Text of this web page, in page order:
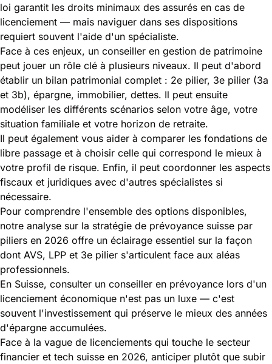
loi garantit les droits minimaux des assurés en cas de
licenciement — mais naviguer dans ses dispositions
requiert souvent l'aide d'un spécialiste.
Face à ces enjeux, un conseiller en gestion de patrimoine
peut jouer un rôle clé à plusieurs niveaux. Il peut d'abord
établir un bilan patrimonial complet : 2e pilier, 3e pilier (3a
et 3b), épargne, immobilier, dettes. Il peut ensuite
modéliser les différents scénarios selon votre âge, votre
situation familiale et votre horizon de retraite.
Il peut également vous aider à comparer les fondations de
libre passage et à choisir celle qui correspond le mieux à
votre profil de risque. Enfin, il peut coordonner les aspects
fiscaux et juridiques avec d'autres spécialistes si
nécessaire.
Pour comprendre l'ensemble des options disponibles,
notre analyse sur la stratégie de prévoyance suisse par
piliers en 2026 offre un éclairage essentiel sur la façon
dont AVS, LPP et 3e pilier s'articulent face aux aléas
professionnels.
En Suisse, consulter un conseiller en prévoyance lors d'un
licenciement économique n'est pas un luxe — c'est
souvent l'investissement qui préserve le mieux des années
d'épargne accumulées.
Face à la vague de licenciements qui touche le secteur
financier et tech suisse en 2026, anticiper plutôt que subir